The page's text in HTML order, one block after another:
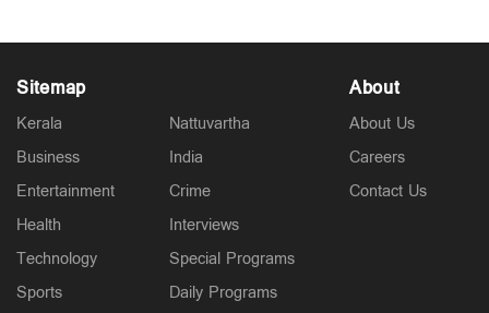
Sitemap
Kerala
Business
Entertainment
Health
Technology
Sports
Nattuvartha
India
Crime
Interviews
Special Programs
Daily Programs
About
About Us
Careers
Contact Us